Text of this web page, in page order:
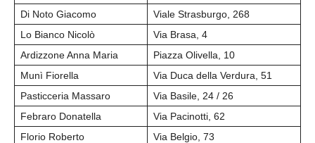
Di Noto Giacomo
Viale Strasburgo, 268
Lo Bianco Nicolò
Via Brasa, 4
Ardizzone Anna Maria
Piazza Olivella, 10
Munì Fiorella
Via Duca della Verdura, 51
Pasticceria Massaro
Via Basile, 24 / 26
Febraro Donatella
Via Pacinotti, 62
Florio Roberto
Via Belgio, 73